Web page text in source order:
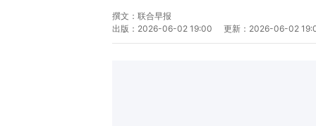
撰文： 联合早报
出版： 2026-06-02 19:00 更新： 2026-06-02